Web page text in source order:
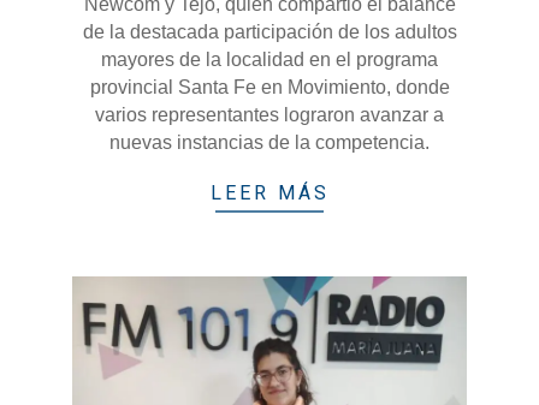
de la destacada participación de los adultos
mayores de la localidad en el programa
provincial Santa Fe en Movimiento, donde
varios representantes lograron avanzar a
nuevas instancias de la competencia.
LEER MÁS